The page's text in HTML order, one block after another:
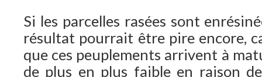
Si les parcelles rasées sont
résultat pourrait être pire encore,
que ces peuplements arrivent à
de plus en plus faible en raison de